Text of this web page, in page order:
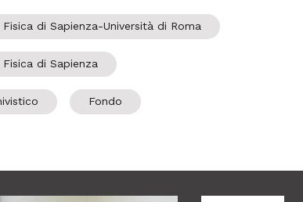
di Sapienza-Università di Roma
di Sapienza
Fondo